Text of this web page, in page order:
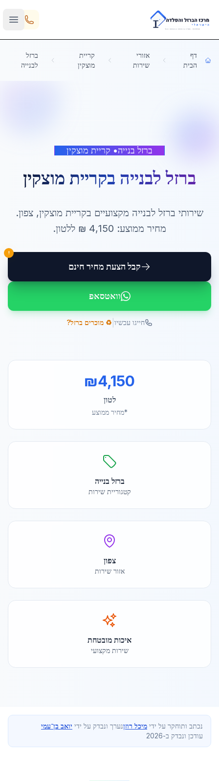
Skip to main content
דף
הבית
אזורי
שירות
קריית
מוצקין
ברזל
לבנייה
ברזל בנייה• קריית מוצקין
ברזל לבנייה בקריית מוצקין
שירותי ברזל לבנייה מקצועיים בקריית מוצקין, צפון.
מחיר ממוצע: 4,150 ₪ ללטון.
קבל הצעת מחיר חינם
!
וואטסאפ
חייגו עכשיו ♻️ מוכרים ברזל?
₪4,150
לטון
*מחיר ממוצע
ברזל בנייה
קטגוריית שירות
צפון
אזור שירות
איכות מובטחת
שירות מקצועי
נכתב ותוחקר על ידי מיכל רוזןנערך ונבדק על ידי יואב בן־עמי
עודכן ונבדק ב-2026